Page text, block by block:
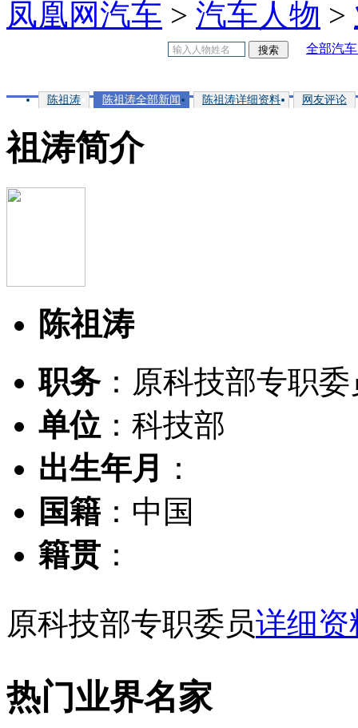
凤凰网汽车 > 汽车人物 >
全部汽
陈祖涛 陈祖涛全部新闻 陈祖涛详细资料 网友评论
祖涛简介
陈祖涛
职务：原科技部专职委
单位 ：科技部
出生年月
：
国籍 ：中国
籍贯 ：
原科技部专职委员详细资
热门业界名家